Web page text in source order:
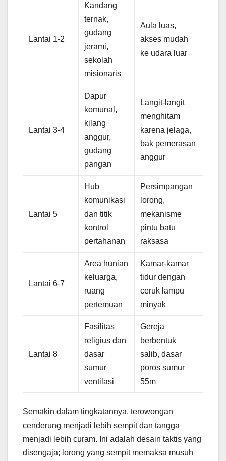
Lantai 1-2
Kandang
ternak,
gudang
jerami,
sekolah
misionaris
Aula luas,
akses mudah
ke udara luar
Lantai 3-4
Dapur
komunal,
kilang
anggur,
gudang
pangan
Langit-langit
menghitam
karena jelaga,
bak pemerasan
anggur
Lantai 5
Hub
komunikasi
dan titik
kontrol
pertahanan
Persimpangan
lorong,
mekanisme
pintu batu
raksasa
Lantai 6-7
Area hunian
keluarga,
ruang
pertemuan
Kamar-kamar
tidur dengan
ceruk lampu
minyak
Lantai 8
Fasilitas
religius dan
dasar
sumur
ventilasi
Gereja
berbentuk
salib, dasar
poros sumur
55m
Semakin dalam tingkatannya, terowongan
cenderung menjadi lebih sempit dan tangga
menjadi lebih curam. Ini adalah desain taktis yang
disengaja; lorong yang sempit memaksa musuh